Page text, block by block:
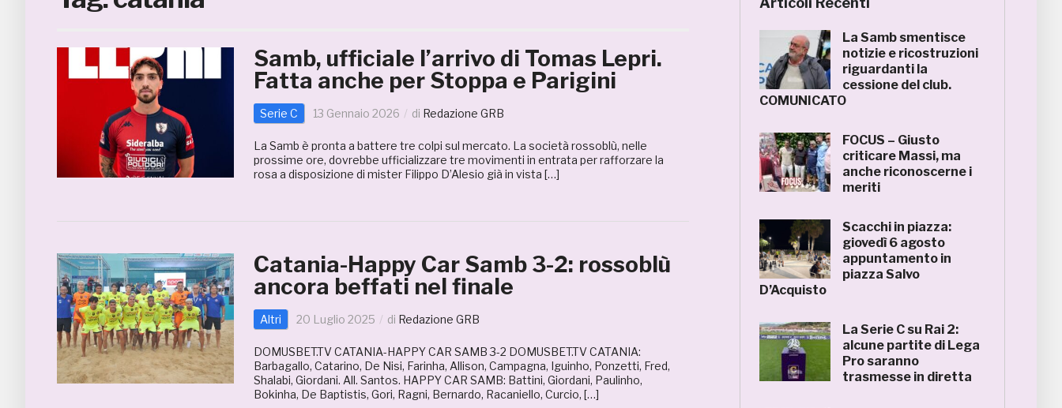
Samb, ufficiale l’arrivo di Tomas Lepri.
Fatta anche per Stoppa e Parigini
Serie C 13 Gennaio 2026 di Redazione GRB
La Samb è pronta a battere tre colpi sul mercato. La società rossoblù, nelle
prossime ore, dovrebbe ufficializzare tre movimenti in entrata per rafforzare la
rosa a disposizione di mister Filippo D’Alesio già in vista […]
Catania-Happy Car Samb 3-2: rossoblù
ancora beffati nel finale
Altri 20 Luglio 2025 di Redazione GRB
DOMUSBET.TV CATANIA-HAPPY CAR SAMB 3-2 DOMUSBET.TV CATANIA:
Barbagallo, Catarino, De Nisi, Farinha, Allison, Campagna, Iguinho, Ponzetti, Fred,
Shalabi, Giordani. All. Santos. HAPPY CAR SAMB: Battini, Giordani, Paulinho,
Bokinha, De Baptistis, Gori, Ragni, Bernardo, Racaniello, Curcio, […]
La Samb smentisce
notizie e ricostruzioni
riguardanti la
cessione del club.
COMUNICATO
FOCUS – Giusto
criticare Massi, ma
anche riconoscerne i
meriti
Scacchi in piazza:
giovedì 6 agosto
appuntamento in
piazza Salvo
D’Acquisto
La Serie C su Rai 2:
alcune partite di Lega
Pro saranno
trasmesse in diretta